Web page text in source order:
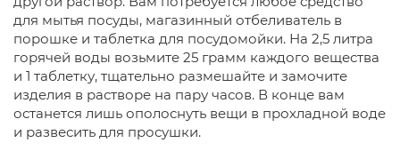
для мытья посуды, магазинный отбеливатель в
порошке и таблетка для посудомойки. На 2,5 литра
горячей воды возьмите 25 грамм каждого вещества
и 1 таблетку, тщательно размешайте и замочите
изделия в растворе на пару часов. В конце вам
останется лишь ополоснуть вещи в прохладной воде
и развесить для просушки.